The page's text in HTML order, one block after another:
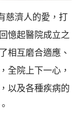
慈濟人的愛，打
憶起醫院成立之
相互磨合適應、
全院上下一心，
以及各種疾病的